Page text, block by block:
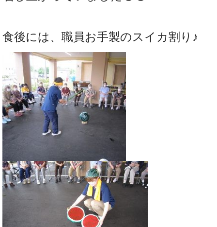
食後には、職員お手製のスイカ割り♪